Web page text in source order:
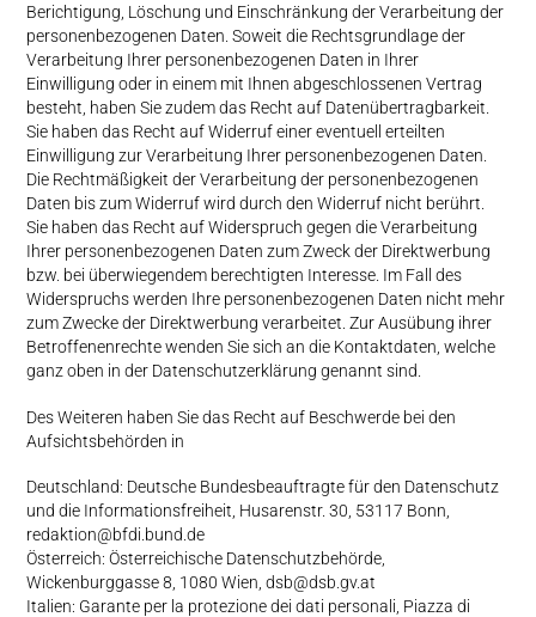
Berichtigung, Löschung und Einschränkung der Verarbeitung der
personenbezogenen Daten. Soweit die Rechtsgrundlage der
Verarbeitung Ihrer personenbezogenen Daten in Ihrer
Einwilligung oder in einem mit Ihnen abgeschlossenen Vertrag
besteht, haben Sie zudem das Recht auf Datenübertragbarkeit.
Sie haben das Recht auf Widerruf einer eventuell erteilten
Einwilligung zur Verarbeitung Ihrer personenbezogenen Daten.
Die Rechtmäßigkeit der Verarbeitung der personenbezogenen
Daten bis zum Widerruf wird durch den Widerruf nicht berührt.
Sie haben das Recht auf Widerspruch gegen die Verarbeitung
Ihrer personenbezogenen Daten zum Zweck der Direktwerbung
bzw. bei überwiegendem berechtigten Interesse. Im Fall des
Widerspruchs werden Ihre personenbezogenen Daten nicht mehr
zum Zwecke der Direktwerbung verarbeitet. Zur Ausübung ihrer
Betroffenenrechte wenden Sie sich an die Kontaktdaten, welche
ganz oben in der Datenschutzerklärung genannt sind.
Des Weiteren haben Sie das Recht auf Beschwerde bei den
Aufsichtsbehörden in
Deutschland: Deutsche Bundesbeauftragte für den Datenschutz
und die Informationsfreiheit, Husarenstr. 30, 53117 Bonn,
redaktion@bfdi.bund.de
Österreich: Österreichische Datenschutzbehörde,
Wickenburggasse 8, 1080 Wien, dsb@dsb.gv.at
Italien: Garante per la protezione dei dati personali, Piazza di